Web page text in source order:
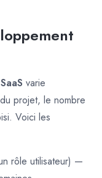
varie
projet, le nombre
Voici les
rôle utilisateur) —